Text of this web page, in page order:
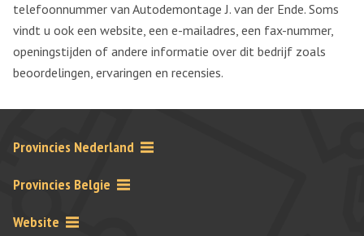
telefoonnummer van Autodemontage J. van der Ende. Soms
vindt u ook een website, een e-mailadres, een fax-nummer,
openingstijden of andere informatie over dit bedrijf zoals
beoordelingen, ervaringen en recensies.
Provincies Nederland
Provincies Belgie
Website